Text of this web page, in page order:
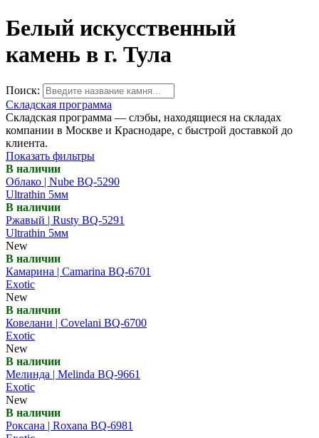
Белый искусственный
камень в г. Тула
Поиск:
Складская программа
Складская программа — слэбы, находящиеся на складах
компании в Москве и Краснодаре, с быстрой доставкой до
клиента.
Показать фильтры
В наличии
Облако | Nube BQ-5290
Ultrathin 5мм
В наличии
Ржавый | Rusty BQ-5291
Ultrathin 5мм
New
В наличии
Камарина | Camarina BQ-6701
Exotic
New
В наличии
Ковелани | Covelani BQ-6700
Exotic
New
В наличии
Мелинда | Melinda BQ-9661
Exotic
New
В наличии
Роксана | Roxana BQ-6981